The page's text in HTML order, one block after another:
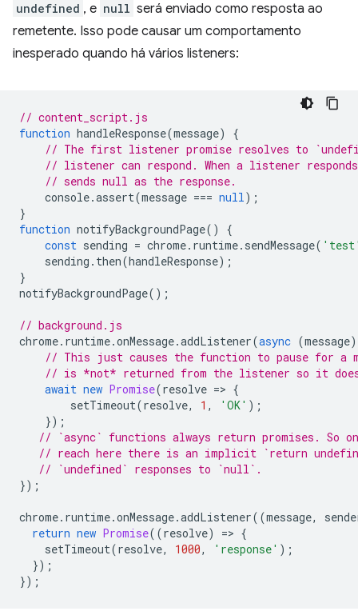
undefined , e null será enviado como resposta ao
remetente. Isso pode causar um comportamento
inesperado quando há vários listeners:
// content_script.js
function handleResponse(message)
{
// The first listener promise resolves to
// listener can respond. When a listener
// sends null as the response.
console.assert(message === null);
}
function notifyBackgroundPage()
{
const sending = chrome. runtime. sendMessage(
sending . then(handleResponse);
}
notifyBackgroundPage();
// background.js
chrome. runtime.onMessage.addListener(async (message)
// This just causes the function to pause for a
// is *not* returned from the listener so it
await new Promise(resolve => {
setTimeout(resolve, 1 , 'OK' );
});
// `async` functions always return promises. So
// reach here there is an implicit `return
// `undefined` responses to `null`.
});
chrome. runtime.onMessage.addListener((message,
return new Promise((resolve) => {
setTimeout(resolve, 1000, 'response' );
});
});